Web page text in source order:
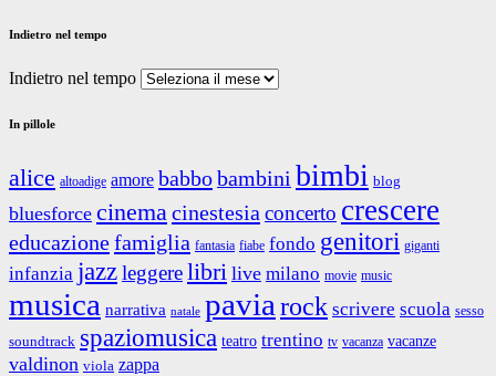
Indietro nel tempo
Indietro nel tempo
In pillole
alice altoadige amore babbobambini bimbi blog
bluesforce cinema cinestesia concerto crescere
educazionefamiglia fantasia fiabe fondo genitori giganti
infanzia jazzleggerelibri live milano movie music
musica narrativa natale pavia rock scrivere scuola sesso
soundtrack spaziomusica teatro trentino tv vacanza vacanze
valdinon viola zappa